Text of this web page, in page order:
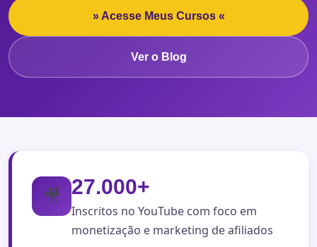
» Acesse Meus Cursos «
Ver o Blog
🎥 27.000+
Inscritos no YouTube com foco em
monetização e marketing de afiliados